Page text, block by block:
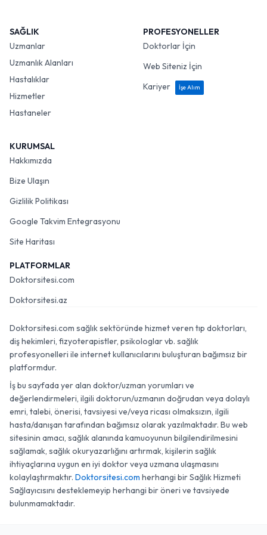
SAĞLIK
Uzmanlar
Uzmanlık Alanları
Hastalıklar
Hizmetler
Hastaneler
PROFESYONELLER
Doktorlar İçin
Web Siteniz İçin
Kariyer
İşe Alım
KURUMSAL
Hakkımızda
Bize Ulaşın
Gizlilik Politikası
Google Takvim Entegrasyonu
Site Haritası
PLATFORMLAR
Doktorsitesi.com
Doktorsitesi.az
Doktorsitesi.com sağlık sektöründe hizmet veren tıp doktorları,
diş hekimleri, fizyoterapistler, psikologlar vb. sağlık
profesyonelleri ile internet kullanıcılarını buluşturan bağımsız bir
platformdur.
İş bu sayfada yer alan doktor/uzman yorumları ve
değerlendirmeleri, ilgili doktorun/uzmanın doğrudan veya dolaylı
emri, talebi, önerisi, tavsiyesi ve/veya ricası olmaksızın, ilgili
hasta/danışan tarafından bağımsız olarak yazılmaktadır. Bu web
sitesinin amacı, sağlık alanında kamuoyunun bilgilendirilmesini
sağlamak, sağlık okuryazarlığını artırmak, kişilerin sağlık
ihtiyaçlarına uygun en iyi doktor veya uzmana ulaşmasını
kolaylaştırmaktır. Doktorsitesi.com herhangi bir Sağlık Hizmeti
Sağlayıcısını desteklemeyip herhangi bir öneri ve tavsiyede
bulunmamaktadır.